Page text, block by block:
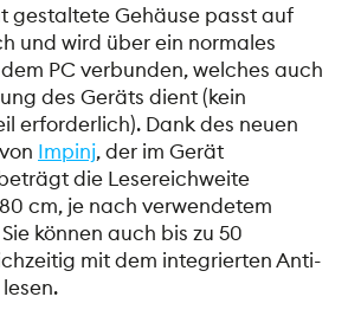
gestaltete Gehäuse passt auf
und wird über ein normales
PC verbunden, welches auch
des Geräts dient (kein
erforderlich). Dank des neuen
Impinj, der im Gerät
die Lesereichweite
cm, je nach verwendetem
können auch bis zu 50
mit dem integrierten Anti-